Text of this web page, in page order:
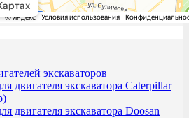
экскаваторов
двигателя экскаватора Caterpillar
двигателя экскаватора Doosan